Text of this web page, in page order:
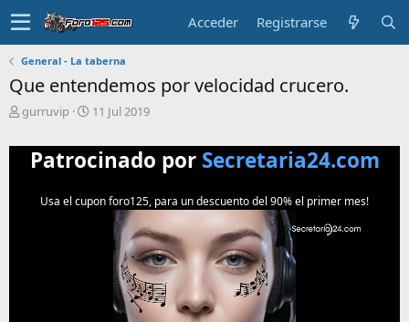
Acceder Registrarse
General - La taberna
Que entendemos por velocidad crucero.
T
m
gurruvip
F
c
h
e
11 Jul 2019
Patrocinado por Secretaria24.com
Usa el cupon foro125, para un descuento del 90% el primer mes!